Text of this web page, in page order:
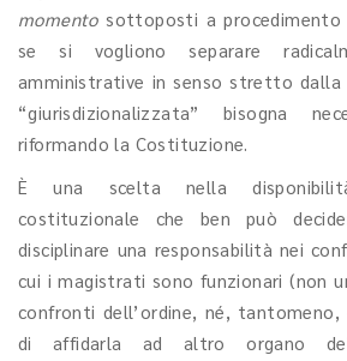
momento sottoposti a procedimento
se si vogliono separare
amministrative in senso stretto dalla
“giurisdizionalizzata” bisogna
riformando la Costituzione.
È una scelta nella
costituzionale che ben può
disciplinare una responsabilità nei
cui i magistrati sono funzionari (non
confronti dell’ordine, né,
di affidarla ad altro organo